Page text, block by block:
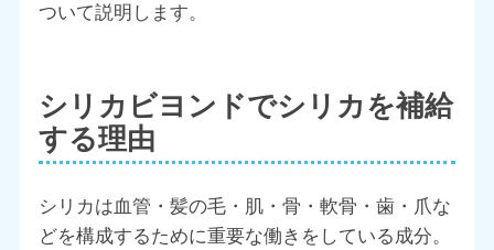
ついて説明します。
シリカビヨンドでシリカを補給
する理由
シリカは血管・髪の毛・肌・骨・軟骨・歯・爪な
どを構成するために重要な働きをしている成分。